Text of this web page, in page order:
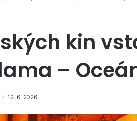
kin
–
12. 6. 2026